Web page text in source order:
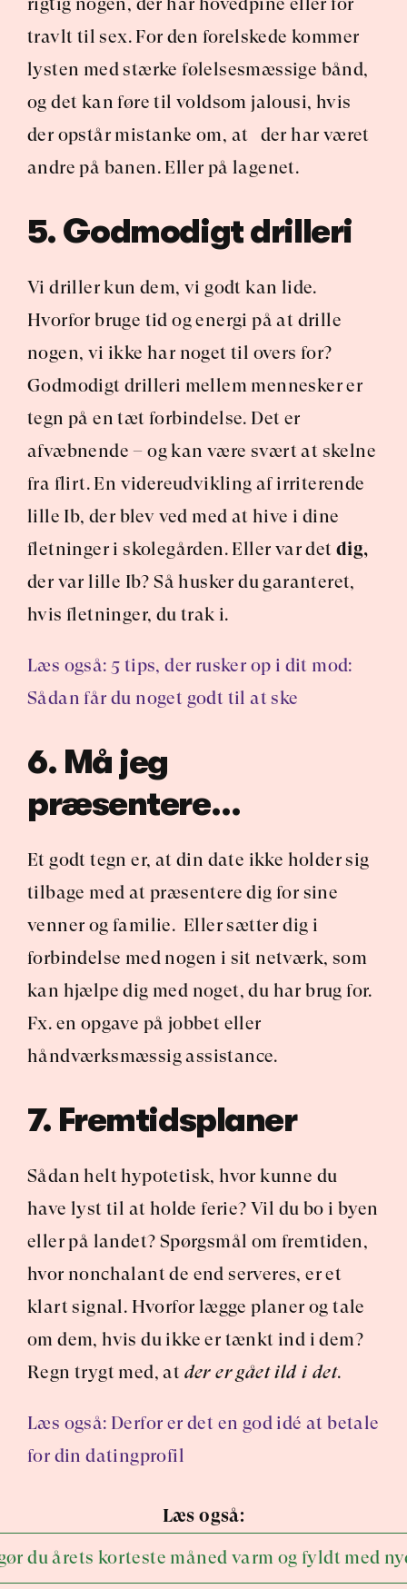
travlt til sex. For den forelskede kommer
lysten med stærke følelsesmæssige bånd,
og det kan føre til voldsom jalousi, hvis
der opstår mistanke om, at   der har været
andre på banen. Eller på lagenet.
5. Godmodigt drilleri
Vi driller kun dem, vi godt kan lide.
Hvorfor bruge tid og energi på at drille
nogen, vi ikke har noget til overs for?
Godmodigt drilleri mellem mennesker er
tegn på en tæt forbindelse. Det er
afvæbnende – og kan være svært at skelne
fra flirt. En videreudvikling af irriterende
lille Ib, der blev ved med at hive i dine
fletninger i skolegården. Eller var det dig,
der var lille Ib? Så husker du garanteret,
hvis fletninger, du trak i.
Læs også: 5 tips, der rusker op i dit mod:
Sådan får du noget godt til at ske
6. Må jeg
præsentere…
Et godt tegn er, at din date ikke holder sig
tilbage med at præsentere dig for sine
venner og familie.  Eller sætter dig i
forbindelse med nogen i sit netværk, som
kan hjælpe dig med noget, du har brug for.
Fx. en opgave på jobbet eller
håndværksmæssig assistance.
7. Fremtidsplaner
Sådan helt hypotetisk, hvor kunne du
have lyst til at holde ferie? Vil du bo i byen
eller på landet? Spørgsmål om fremtiden,
hvor nonchalant de end serveres, er et
klart signal. Hvorfor lægge planer og tale
om dem, hvis du ikke er tænkt ind i dem?
Regn trygt med, at der er gået ild i det.
Læs også: Derfor er det en god idé at betale
for din datingprofil
Læs også:
du årets korteste måned varm og fyldt med